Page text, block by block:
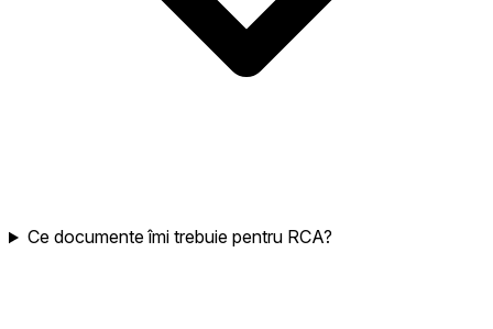
Ce documente îmi trebuie pentru RCA?